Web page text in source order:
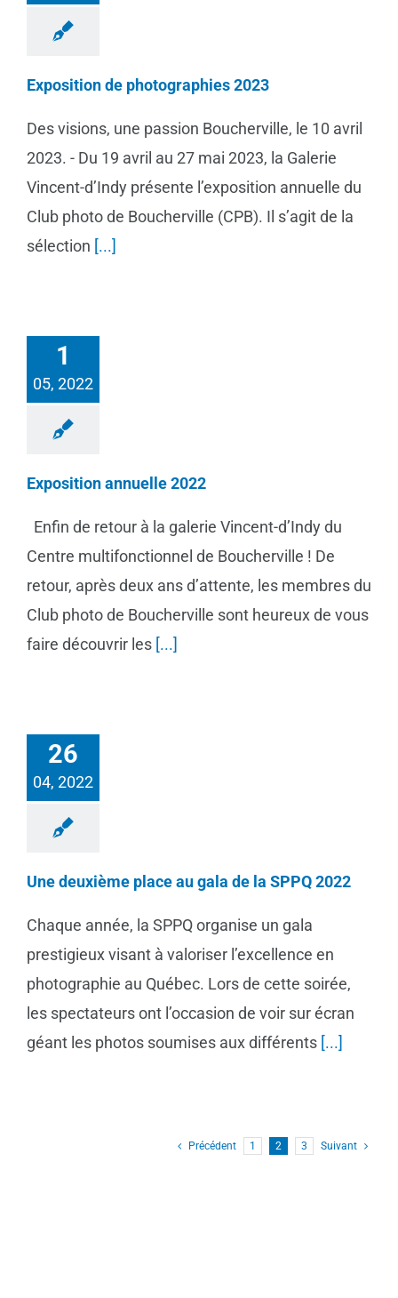
Exposition de photographies 2023
Des visions, une passion Boucherville, le 10 avril
2023. - Du 19 avril au 27 mai 2023, la Galerie
Vincent-d’Indy présente l’exposition annuelle du
Club photo de Boucherville (CPB). Il s’agit de la
sélection [...]
1
05, 2022
Exposition annuelle 2022
Enfin de retour à la galerie Vincent-d’Indy du
Centre multifonctionnel de Boucherville ! De
retour, après deux ans d’attente, les membres du
Club photo de Boucherville sont heureux de vous
faire découvrir les [...]
26
04, 2022
Une deuxième place au gala de la SPPQ 2022
Chaque année, la SPPQ organise un gala
prestigieux visant à valoriser l’excellence en
photographie au Québec. Lors de cette soirée,
les spectateurs ont l’occasion de voir sur écran
géant les photos soumises aux différents [...]
Précédent 1 2 3 Suivant